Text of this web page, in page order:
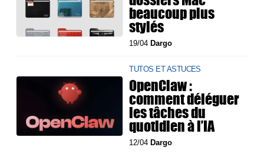
beaucoup plus
stylés
19/04 Dargo
TUTOS ET ASTUCES
OpenClaw :
comment déléguer
les tâches du
quotidien à l’IA
12/04 Dargo